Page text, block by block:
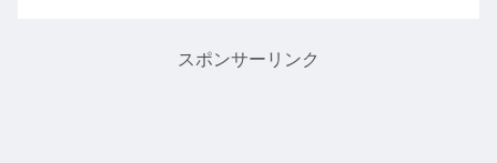
パッケージでは、10月7日まで
（最新情報）(在ホノルル日本国
スポンサーリンク